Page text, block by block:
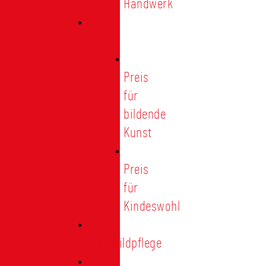
Handwerk
Preis
für
bildende
Kunst
Preis
für
Kindeswohl
Stadtbildpflege